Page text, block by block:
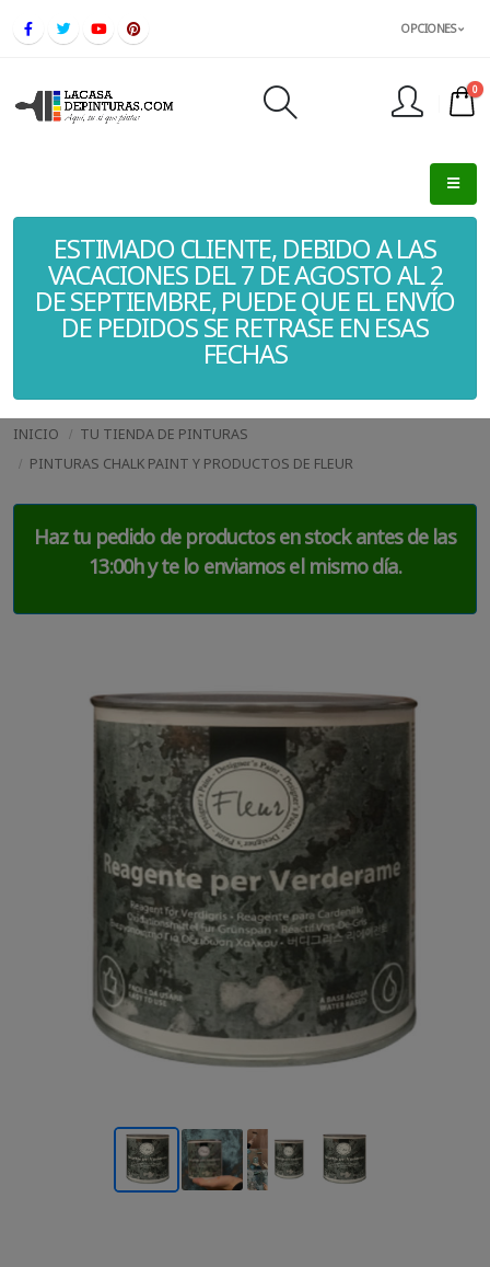
OPCIONES
0
ESTIMADO CLIENTE, DEBIDO A LAS
VACACIONES DEL 7 DE AGOSTO AL 2
DE SEPTIEMBRE, PUEDE QUE EL ENVÍO
DE PEDIDOS SE RETRASE EN ESAS
FECHAS
INICIO
TU TIENDA DE PINTURAS
PINTURAS CHALK PAINT Y PRODUCTOS DE FLEUR
Haz tu pedido de productos en stock antes de las
13:00h y te lo enviamos el mismo día.